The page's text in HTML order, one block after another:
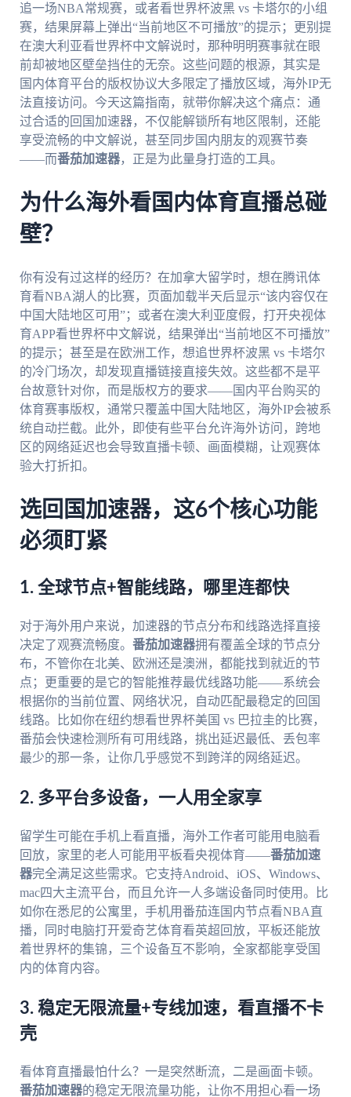
追一场NBA常规赛，或者看世界杯波黑 vs 卡塔尔的小组
赛，结果屏幕上弹出“当前地区不可播放”的提示；更别提
在澳大利亚看世界杯中文解说时，那种明明赛事就在眼
前却被地区壁垒挡住的无奈。这些问题的根源，其实是
国内体育平台的版权协议大多限定了播放区域，海外IP无
法直接访问。今天这篇指南，就带你解决这个痛点：通
过合适的回国加速器，不仅能解锁所有地区限制，还能
享受流畅的中文解说，甚至同步国内朋友的观赛节奏
——而番茄加速器，正是为此量身打造的工具。
为什么海外看国内体育直播总碰
壁？
你有没有过这样的经历？在加拿大留学时，想在腾讯体
育看NBA湖人的比赛，页面加载半天后显示“该内容仅在
中国大陆地区可用”；或者在澳大利亚度假，打开央视体
育APP看世界杯中文解说，结果弹出“当前地区不可播放”
的提示；甚至是在欧洲工作，想追世界杯波黑 vs 卡塔尔
的冷门场次，却发现直播链接直接失效。这些都不是平
台故意针对你，而是版权方的要求——国内平台购买的
体育赛事版权，通常只覆盖中国大陆地区，海外IP会被系
统自动拦截。此外，即使有些平台允许海外访问，跨地
区的网络延迟也会导致直播卡顿、画面模糊，让观赛体
验大打折扣。
选回国加速器，这6个核心功能
必须盯紧
1. 全球节点+智能线路，哪里连都快
对于海外用户来说，加速器的节点分布和线路选择直接
决定了观赛流畅度。 番茄加速器拥有覆盖全球的节点分
布，不管你在北美、欧洲还是澳洲，都能找到就近的节
点；更重要的是它的智能推荐最优线路功能——系统会
根据你的当前位置、网络状况，自动匹配最稳定的回国
线路。比如你在纽约想看世界杯美国 vs 巴拉圭的比赛，
番茄会快速检测所有可用线路，挑出延迟最低、丢包率
最少的那一条，让你几乎感觉不到跨洋的网络延迟。
2. 多平台多设备，一人用全家享
留学生可能在手机上看直播，海外工作者可能用电脑看
回放，家里的老人可能用平板看央视体育——番茄加速
器完全满足这些需求。它支持Android、iOS、Windows、
mac四大主流平台，而且允许一人多端设备同时使用。比
如你在悉尼的公寓里，手机用番茄连国内节点看NBA直
播，同时电脑打开爱奇艺体育看英超回放，平板还能放
着世界杯的集锦，三个设备互不影响，全家都能享受国
内的体育内容。
3. 稳定无限流量+专线加速，看直播不卡
壳
看体育直播最怕什么？一是突然断流，二是画面卡顿。
番茄加速器的稳定无限流量功能，让你不用担心看一场